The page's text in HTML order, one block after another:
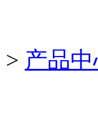
> 产品